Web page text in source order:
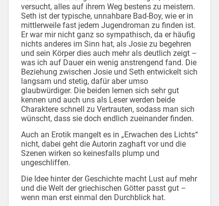
versucht, alles auf ihrem Weg bestens zu meistern.
Seth ist der typische, unnahbare Bad-Boy, wie er in
mittlerweile fast jedem Jugendroman zu finden ist.
Er war mir nicht ganz so sympathisch, da er häufig
nichts anderes im Sinn hat, als Josie zu begehren
und sein Körper dies auch mehr als deutlich zeigt –
was ich auf Dauer ein wenig anstrengend fand. Die
Beziehung zwischen Josie und Seth entwickelt sich
langsam und stetig, dafür aber umso
glaubwürdiger. Die beiden lernen sich sehr gut
kennen und auch uns als Leser werden beide
Charaktere schnell zu Vertrauten, sodass man sich
wünscht, dass sie doch endlich zueinander finden.
Auch an Erotik mangelt es in „Erwachen des Lichts“
nicht, dabei geht die Autorin zaghaft vor und die
Szenen wirken so keinesfalls plump und
ungeschliffen.
Die Idee hinter der Geschichte macht Lust auf mehr
und die Welt der griechischen Götter passt gut –
wenn man erst einmal den Durchblick hat.